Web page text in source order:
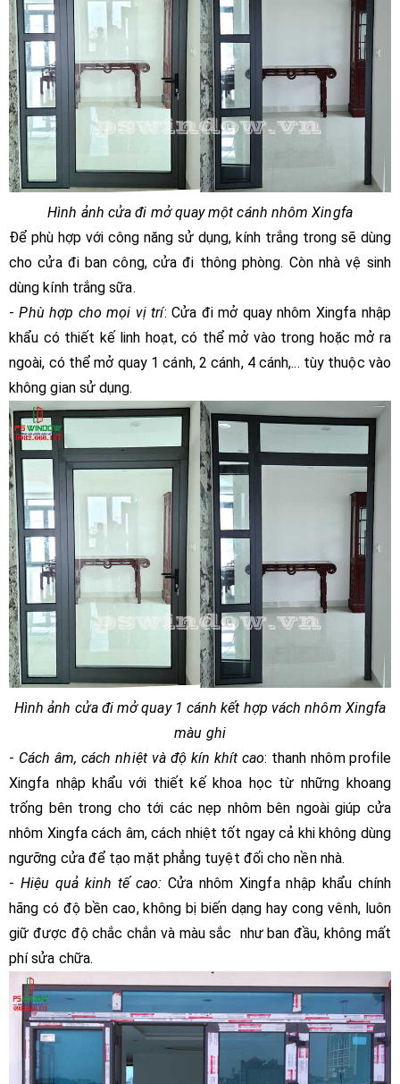
Hình ảnh cửa đi mở quay một cánh nhôm Xingfa
Để phù hợp với công năng sử dụng, kính trắng trong sẽ dùng
cho cửa đi ban công, cửa đi thông phòng. Còn nhà vệ sinh
dùng kính trắng sữa.
-Phù hợp cho mọi vị trí: Cửa đi mở quay nhôm Xingfa nhập
khẩu có thiết kế linh hoạt, có thể mở vào trong hoặc mở ra
ngoài, có thể mở quay 1 cánh, 2 cánh, 4 cánh,... tùy thuộc vào
không gian sử dụng.
Hình ảnh cửa đi mở quay 1 cánh kết hợp vách nhôm Xingfa
màu ghi
- Cách âm, cách nhiệt và độ kín khít cao: thanh nhôm profile
Xingfa nhập khẩu với thiết kế khoa học từ những khoang
trống bên trong cho tới các nẹp nhôm bên ngoài giúp cửa
nhôm Xingfa cách âm, cách nhiệt tốt ngay cả khi không dùng
ngưỡng cửa để tạo mặt phẳng tuyệt đối cho nền nhà.
- Hiệu quả kinh tế cao: Cửa nhôm Xingfa nhập khẩu chính
hãng có độ bền cao, không bị biến dạng hay cong vênh, luôn
giữ được độ chắc chắn và màu sắc như ban đầu, không mất
phí sửa chữa.